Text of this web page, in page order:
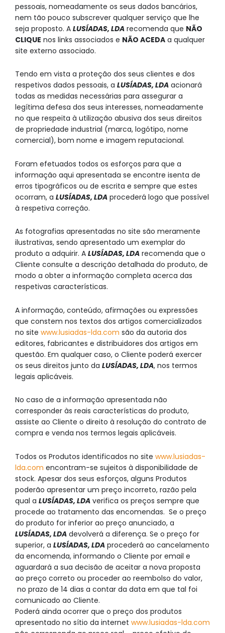
pessoais, nomeadamente os seus dados bancários,
nem tão pouco subscrever qualquer serviço que lhe
seja proposto. A LUSÍADAS, LDA recomenda que NÃO
CLIQUE nos links associados e NÃO ACEDA a qualquer
site externo associado.
Tendo em vista a proteção dos seus clientes e dos
respetivos dados pessoais, a LUSÍADAS, LDA acionará
todas as medidas necessárias para assegurar a
legítima defesa dos seus interesses, nomeadamente
no que respeita à utilização abusiva dos seus direitos
de propriedade industrial (marca, logótipo, nome
comercial), bom nome e imagem reputacional.
Foram efetuados todos os esforços para que a
informação aqui apresentada se encontre isenta de
erros tipográficos ou de escrita e sempre que estes
ocorram, a LUSÍADAS, LDA procederá logo que possível
à respetiva correção.
As fotografias apresentadas no site são meramente
ilustrativas, sendo apresentado um exemplar do
produto a adquirir. A LUSÍADAS, LDA recomenda que o
Cliente consulte a descrição detalhada do produto, de
modo a obter a informação completa acerca das
respetivas características.
A informação, conteúdo, afirmações ou expressões
que constem nos textos dos artigos comercializados
no site www.lusiadas-lda.com são da autoria dos
editores, fabricantes e distribuidores dos artigos em
questão. Em qualquer caso, o Cliente poderá exercer
os seus direitos junto da LUSÍADAS, LDA, nos termos
legais aplicáveis.
No caso de a informação apresentada não
corresponder às reais características do produto,
assiste ao Cliente o direito à resolução do contrato de
compra e venda nos termos legais aplicáveis.
Todos os Produtos identificados no site www.lusiadas-
lda.com encontram-se sujeitos à disponibilidade de
stock. Apesar dos seus esforços, alguns Produtos
poderão apresentar um preço incorreto, razão pela
qual a LUSÍADAS, LDA verifica os preços sempre que
procede ao tratamento das encomendas. Se o preço
do produto for inferior ao preço anunciado, a
LUSÍADAS, LDA devolverá a diferença. Se o preço for
superior, a LUSÍADAS, LDA procederá ao cancelamento
da encomenda, informando o Cliente por email e
aguardará a sua decisão de aceitar a nova proposta
ao preço correto ou proceder ao reembolso do valor,
no prazo de 14 dias a contar da data em que tal foi
comunicado ao Cliente.
Poderá ainda ocorrer que o preço dos produtos
apresentado no sítio da internet www.lusiadas-lda.com